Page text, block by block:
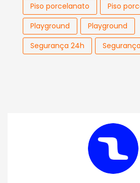
Piso porcelanato
Piso
Playground
Playground
Segurança 24h